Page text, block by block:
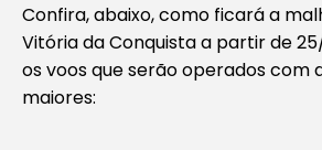
Confira, abaixo, como ficará a
Vitória da Conquista a partir de
os voos que serão operados com
maiores: